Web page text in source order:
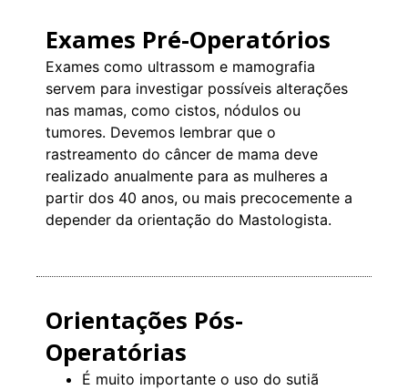
Exames Pré-Operatórios
Exames como ultrassom e mamografia
servem para investigar possíveis alterações
nas mamas, como cistos, nódulos ou
tumores. Devemos lembrar que o
rastreamento do câncer de mama deve
realizado anualmente para as mulheres a
partir dos 40 anos, ou mais precocemente a
depender da orientação do Mastologista.
Orientações Pós-
Operatórias
É muito importante o uso do sutiã